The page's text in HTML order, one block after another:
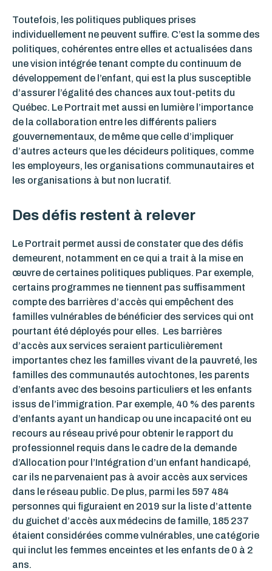
Toutefois, les politiques publiques prises
individuellement ne peuvent suffire. C’est la somme des
politiques, cohérentes entre elles et actualisées dans
une vision intégrée tenant compte du continuum de
développement de l’enfant, qui est la plus susceptible
d’assurer l’égalité des chances aux tout-petits du
Québec. Le Portrait met aussi en lumière l’importance
de la collaboration entre les différents paliers
gouvernementaux, de même que celle d’impliquer
d’autres acteurs que les décideurs politiques, comme
les employeurs, les organisations communautaires et
les organisations à but non lucratif.
Des défis restent à relever
Le Portrait permet aussi de constater que des défis
demeurent, notamment en ce qui a trait à la mise en
œuvre de certaines politiques publiques. Par exemple,
certains programmes ne tiennent pas suffisamment
compte des barrières d’accès qui empêchent des
familles vulnérables de bénéficier des services qui ont
pourtant été déployés pour elles. Les barrières
d’accès aux services seraient particulièrement
importantes chez les familles vivant de la pauvreté, les
familles des communautés autochtones, les parents
d’enfants avec des besoins particuliers et les enfants
issus de l’immigration. Par exemple, 40 % des parents
d’enfants ayant un handicap ou une incapacité ont eu
recours au réseau privé pour obtenir le rapport du
professionnel requis dans le cadre de la demande
d’Allocation pour l’Intégration d’un enfant handicapé,
car ils ne parvenaient pas à avoir accès aux services
dans le réseau public. De plus, parmi les 597 484
personnes qui figuraient en 2019 sur la liste d’attente
du guichet d’accès aux médecins de famille, 185 237
étaient considérées comme vulnérables, une catégorie
qui inclut les femmes enceintes et les enfants de 0 à 2
ans.